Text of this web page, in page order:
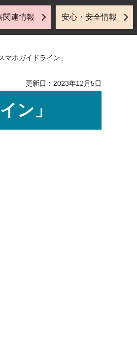
関連情報 安心・安全情報
ホガイドライン」
更新日：2023年12月5日
ン」